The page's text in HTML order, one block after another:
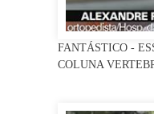
FANTÁSTICO -
COLUNA